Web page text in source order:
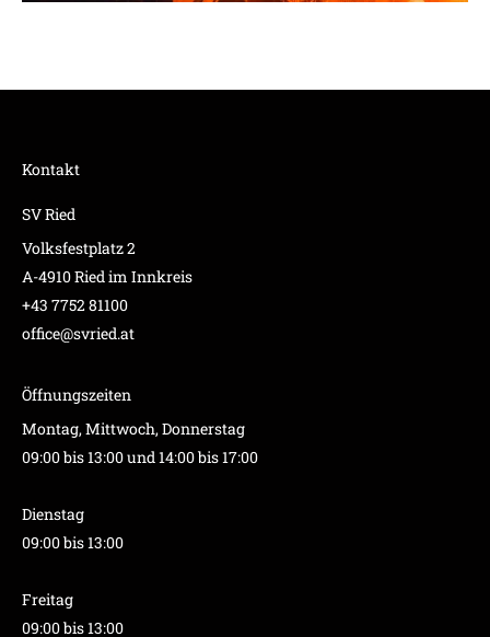
Kontakt
SV Ried
Volksfestplatz 2
A-4910 Ried im Innkreis
+43 7752 81100
office@svried.at
Öffnungszeiten
Montag, Mittwoch, Donnerstag
09:00 bis 13:00 und 14:00 bis 17:00
Dienstag
09:00 bis 13:00
Freitag
09:00 bis 13:00